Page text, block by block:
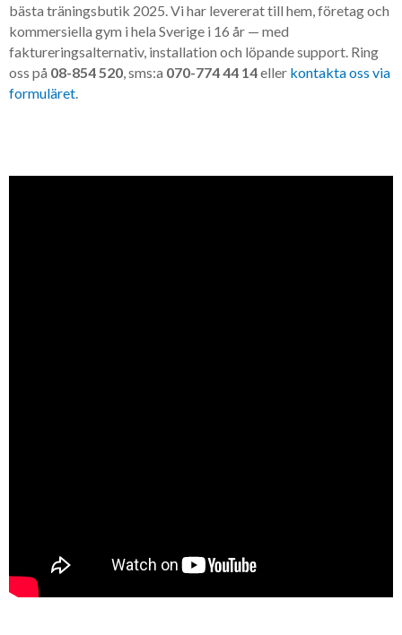
bästa träningsbutik 2025. Vi har levererat till hem, företag och
kommersiella gym i hela Sverige i 16 år — med
faktureringsalternativ, installation och löpande support. Ring
oss på 08-854 520, sms:a 070-774 44 14eller kontakta oss via
formuläret.